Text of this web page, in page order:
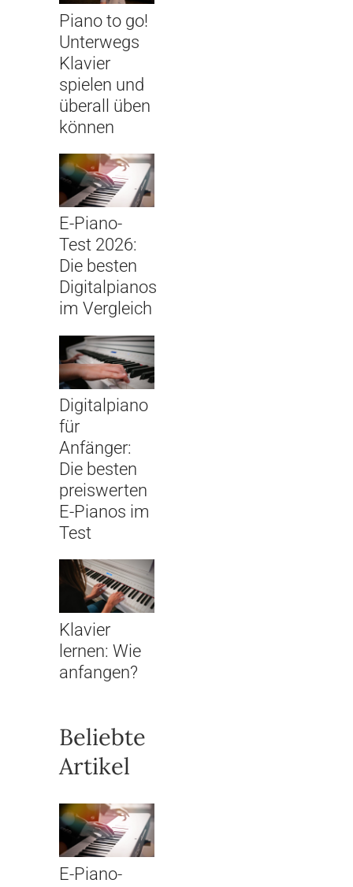
Piano to go!
Unterwegs
Klavier
spielen und
überall üben
können
E-Piano-
Test 2026:
Die besten
Digitalpianos
im Vergleich
Digitalpiano
für
Anfänger:
Die besten
preiswerten
E-Pianos im
Test
Klavier
lernen: Wie
anfangen?
Beliebte
Artikel
E-Piano-